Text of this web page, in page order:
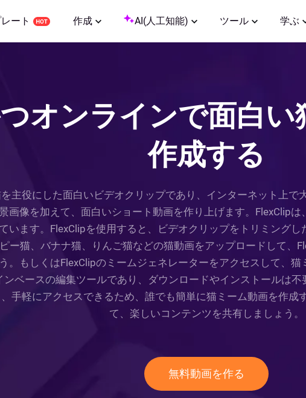
ート 作成 AI(人工知能) ツール 学ぶ
オンラインで面白い
作成する
主役にした面白いビデオクリップであり、インターネット上で
画像を加えて、面白いショート動画を作り上げます。FlexClip
います。FlexClipを使用すると、ビデオクリップをトリミング
ー猫、バナナ猫、りんご猫などの猫動画をアップロードして、
。もしくはFlexClipのミームジェネレーターをアクセスして、猫
ンベースの編集ツールであり、ダウンロードやインストールは
手軽にアクセスできるため、誰でも簡単に猫ミーム動画を作成
て、楽しいコンテンツを共有しましょう。
無料動画を作る